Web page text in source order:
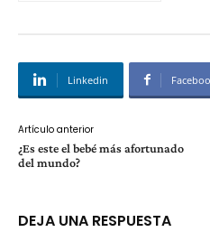
Linkedin
Artículo anterior
¿Es este el bebé más afortunado
del mundo?
DEJA UNA RESPUESTA